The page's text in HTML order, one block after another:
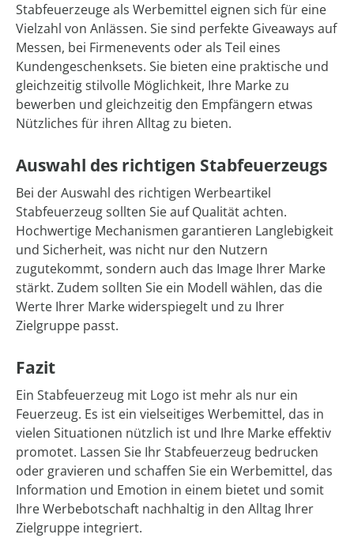
Stabfeuerzeuge als Werbemittel eignen sich für eine
Vielzahl von Anlässen. Sie sind perfekte Giveaways auf
Messen, bei Firmenevents oder als Teil eines
Kundengeschenksets. Sie bieten eine praktische und
gleichzeitig stilvolle Möglichkeit, Ihre Marke zu
bewerben und gleichzeitig den Empfängern etwas
Nützliches für ihren Alltag zu bieten.
Auswahl des richtigen Stabfeuerzeugs
Bei der Auswahl des richtigen Werbeartikel
Stabfeuerzeug sollten Sie auf Qualität achten.
Hochwertige Mechanismen garantieren Langlebigkeit
und Sicherheit, was nicht nur den Nutzern
zugutekommt, sondern auch das Image Ihrer Marke
stärkt. Zudem sollten Sie ein Modell wählen, das die
Werte Ihrer Marke widerspiegelt und zu Ihrer
Zielgruppe passt.
Fazit
Ein Stabfeuerzeug mit Logo ist mehr als nur ein
Feuerzeug. Es ist ein vielseitiges Werbemittel, das in
vielen Situationen nützlich ist und Ihre Marke effektiv
promotet. Lassen Sie Ihr Stabfeuerzeug bedrucken
oder gravieren und schaffen Sie ein Werbemittel, das
Information und Emotion in einem bietet und somit
Ihre Werbebotschaft nachhaltig in den Alltag Ihrer
Zielgruppe integriert.